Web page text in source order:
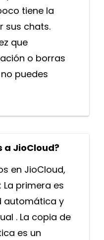
tiene la
sus chats.
que
o borras
puedes
a JioCloud?
en JioCloud,
primera es
automática y
. La copia de
es un